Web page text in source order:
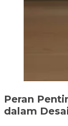
Peran
dalam